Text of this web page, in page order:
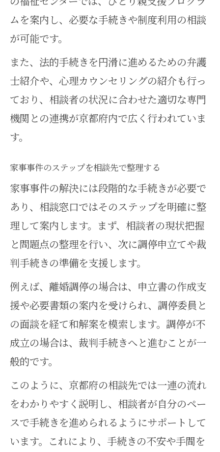
ムを案内し、必要な手続きや制度利用の相談
が可能です。
また、法的手続きを円滑に進めるための弁護
士紹介や、心理カウンセリングの紹介も行っ
ており、相談者の状況に合わせた適切な専門
機関との連携が京都府内で広く行われていま
す。
家事事件のステップを相談先で整理する
家事事件の解決には段階的な手続きが必要で
あり、相談窓口ではそのステップを明確に整
理して案内します。まず、相談者の現状把握
と問題点の整理を行い、次に調停申立てや裁
判手続きの準備を支援します。
例えば、離婚調停の場合は、申立書の作成支
援や必要書類の案内を受けられ、調停委員と
の面談を経て和解案を模索します。調停が不
成立の場合は、裁判手続きへと進むことが一
般的です。
このように、京都府の相談先では一連の流れ
をわかりやすく説明し、相談者が自分のペー
スで手続きを進められるようにサポートして
います。これにより、手続きの不安や手間を